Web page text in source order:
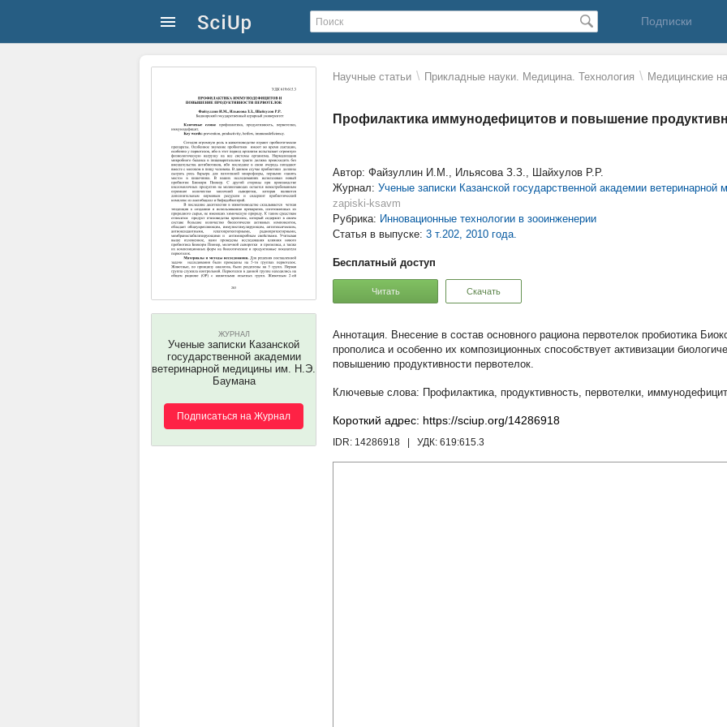
Подписки
Научные статьи \ Прикладные науки. Медицина. Технология \ Mедицинские
Профилактика иммунодефицитов и повышение
ЖУРНАЛ
Ученые записки Казанской
государственной академии
ветеринарной медицины им. Н.Э.
Баумана
Подписаться на Журнал
Автор: Файзуллин И.М., Ильясова З.З., Шайхулов Р.Р.
Журнал: Ученые записки Казанской государственной академии
zapiski-ksavm
Рубрика: Инновационные технологии в зооинженерии
Статья в выпуске: 3 т.202, 2010 года.
Бесплатный доступ
Читать Скачать
Внесение в состав основного рациона первотелок пробиотика
прополиса и особенно их композиционных способствует активизации
повышению продуктивности первотелок.
Профилактика, продуктивность, первотелки, иммунодефицит
Короткий адрес: https://sciup.org/14286918
IDR: 14286918 | УДК: 619:615.3